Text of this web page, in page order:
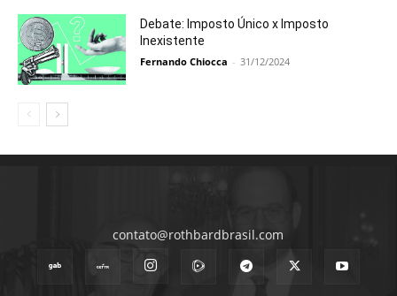
Debate: Imposto Único x Imposto
Inexistente
Fernando Chiocca - 31/12/2024
contato@rothbardbrasil.com